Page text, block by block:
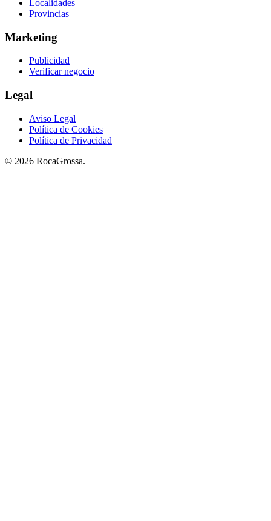
Localidades
Provincias
Marketing
Publicidad
Verificar negocio
Legal
Aviso Legal
Política de Cookies
Política de Privacidad
© 2026 RocaGrossa.